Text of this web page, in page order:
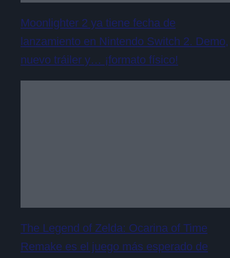
Moonlighter 2 ya tiene fecha de
lanzamiento en Nintendo Switch 2. Demo,
nuevo tráiler y… ¡formato físico!
The Legend of Zelda: Ocarina of Time
Remake es el juego más esperado de